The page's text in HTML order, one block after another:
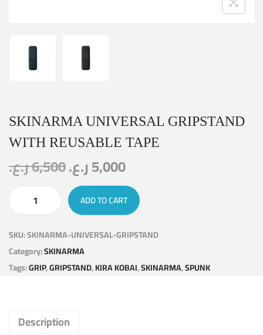
SKINARMA UNIVERSAL GRIPSTAND
WITH REUSABLE TAPE
6,500ر.ع. 5,000ر.ع.
ADD TO CART
SKU:SKINARMA-UNIVERSAL-GRIPSTAND
Category:SKINARMA
Tags:GRIP,GRIPSTAND,KIRA KOBAI,SKINARMA,SPUNK
Description